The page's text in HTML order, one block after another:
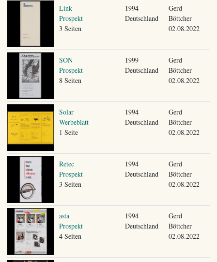
Link
Prospekt
3 Seiten
1994
Deutschland
Gerd
Böttcher
02.08.2022
SON
Prospekt
8 Seiten
1999
Deutschland
Gerd
Böttcher
02.08.2022
Solar
Werbeblatt
1 Seite
1994
Deutschland
Gerd
Böttcher
02.08.2022
Retec
Prospekt
3 Seiten
1994
Deutschland
Gerd
Böttcher
02.08.2022
asta
Prospekt
4 Seiten
1994
Deutschland
Gerd
Böttcher
02.08.2022